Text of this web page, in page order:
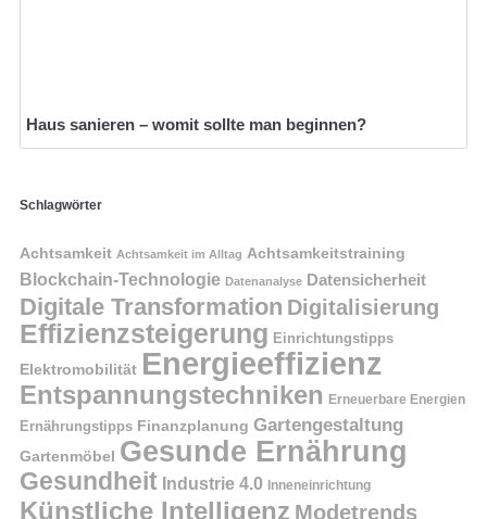
Haus sanieren – womit sollte man beginnen?
Schlagwörter
Achtsamkeit Achtsamkeit im Alltag Achtsamkeitstraining
Blockchain-Technologie Datenanalyse Datensicherheit
Digitale Transformation Digitalisierung
Effizienzsteigerung Einrichtungstipps
Elektromobilität Energieeffizienz
Entspannungstechniken Erneuerbare Energien
Ernährungstipps Finanzplanung Gartengestaltung
Gartenmöbel Gesunde Ernährung
Gesundheit Industrie 4.0 Inneneinrichtung
Künstliche Intelligenz Modetrends